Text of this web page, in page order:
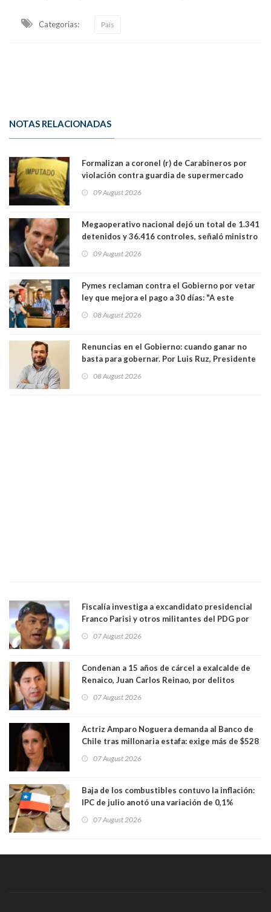
Categorias: País
NOTAS RELACIONADAS
Formalizan a coronel (r) de Carabineros por
violación contra guardia de supermercado
09 August 2026
Megaoperativo nacional dejó un total de 1.341
detenidos y 36.416 controles, señaló ministro
09 August 2026
Pymes reclaman contra el Gobierno por vetar
ley que mejora el pago a 30 días: "A este
medianas empresas"
08 August 2026
Renuncias en el Gobierno: cuando ganar no
basta para gobernar. Por Luis Ruz, Presidente
08 August 2026
Fiscalía investiga a excandidato presidencial
Franco Parisi y otros militantes del PDG por
07 August 2026
Condenan a 15 años de cárcel a exalcalde de
Renaico, Juan Carlos Reinao, por delitos
07 August 2026
Actriz Amparo Noguera demanda al Banco de
Chile tras millonaria estafa: exige más de $528
07 August 2026
Baja de los combustibles contuvo la inflación:
IPC de julio anotó una variación de 0,1%
07 August 2026